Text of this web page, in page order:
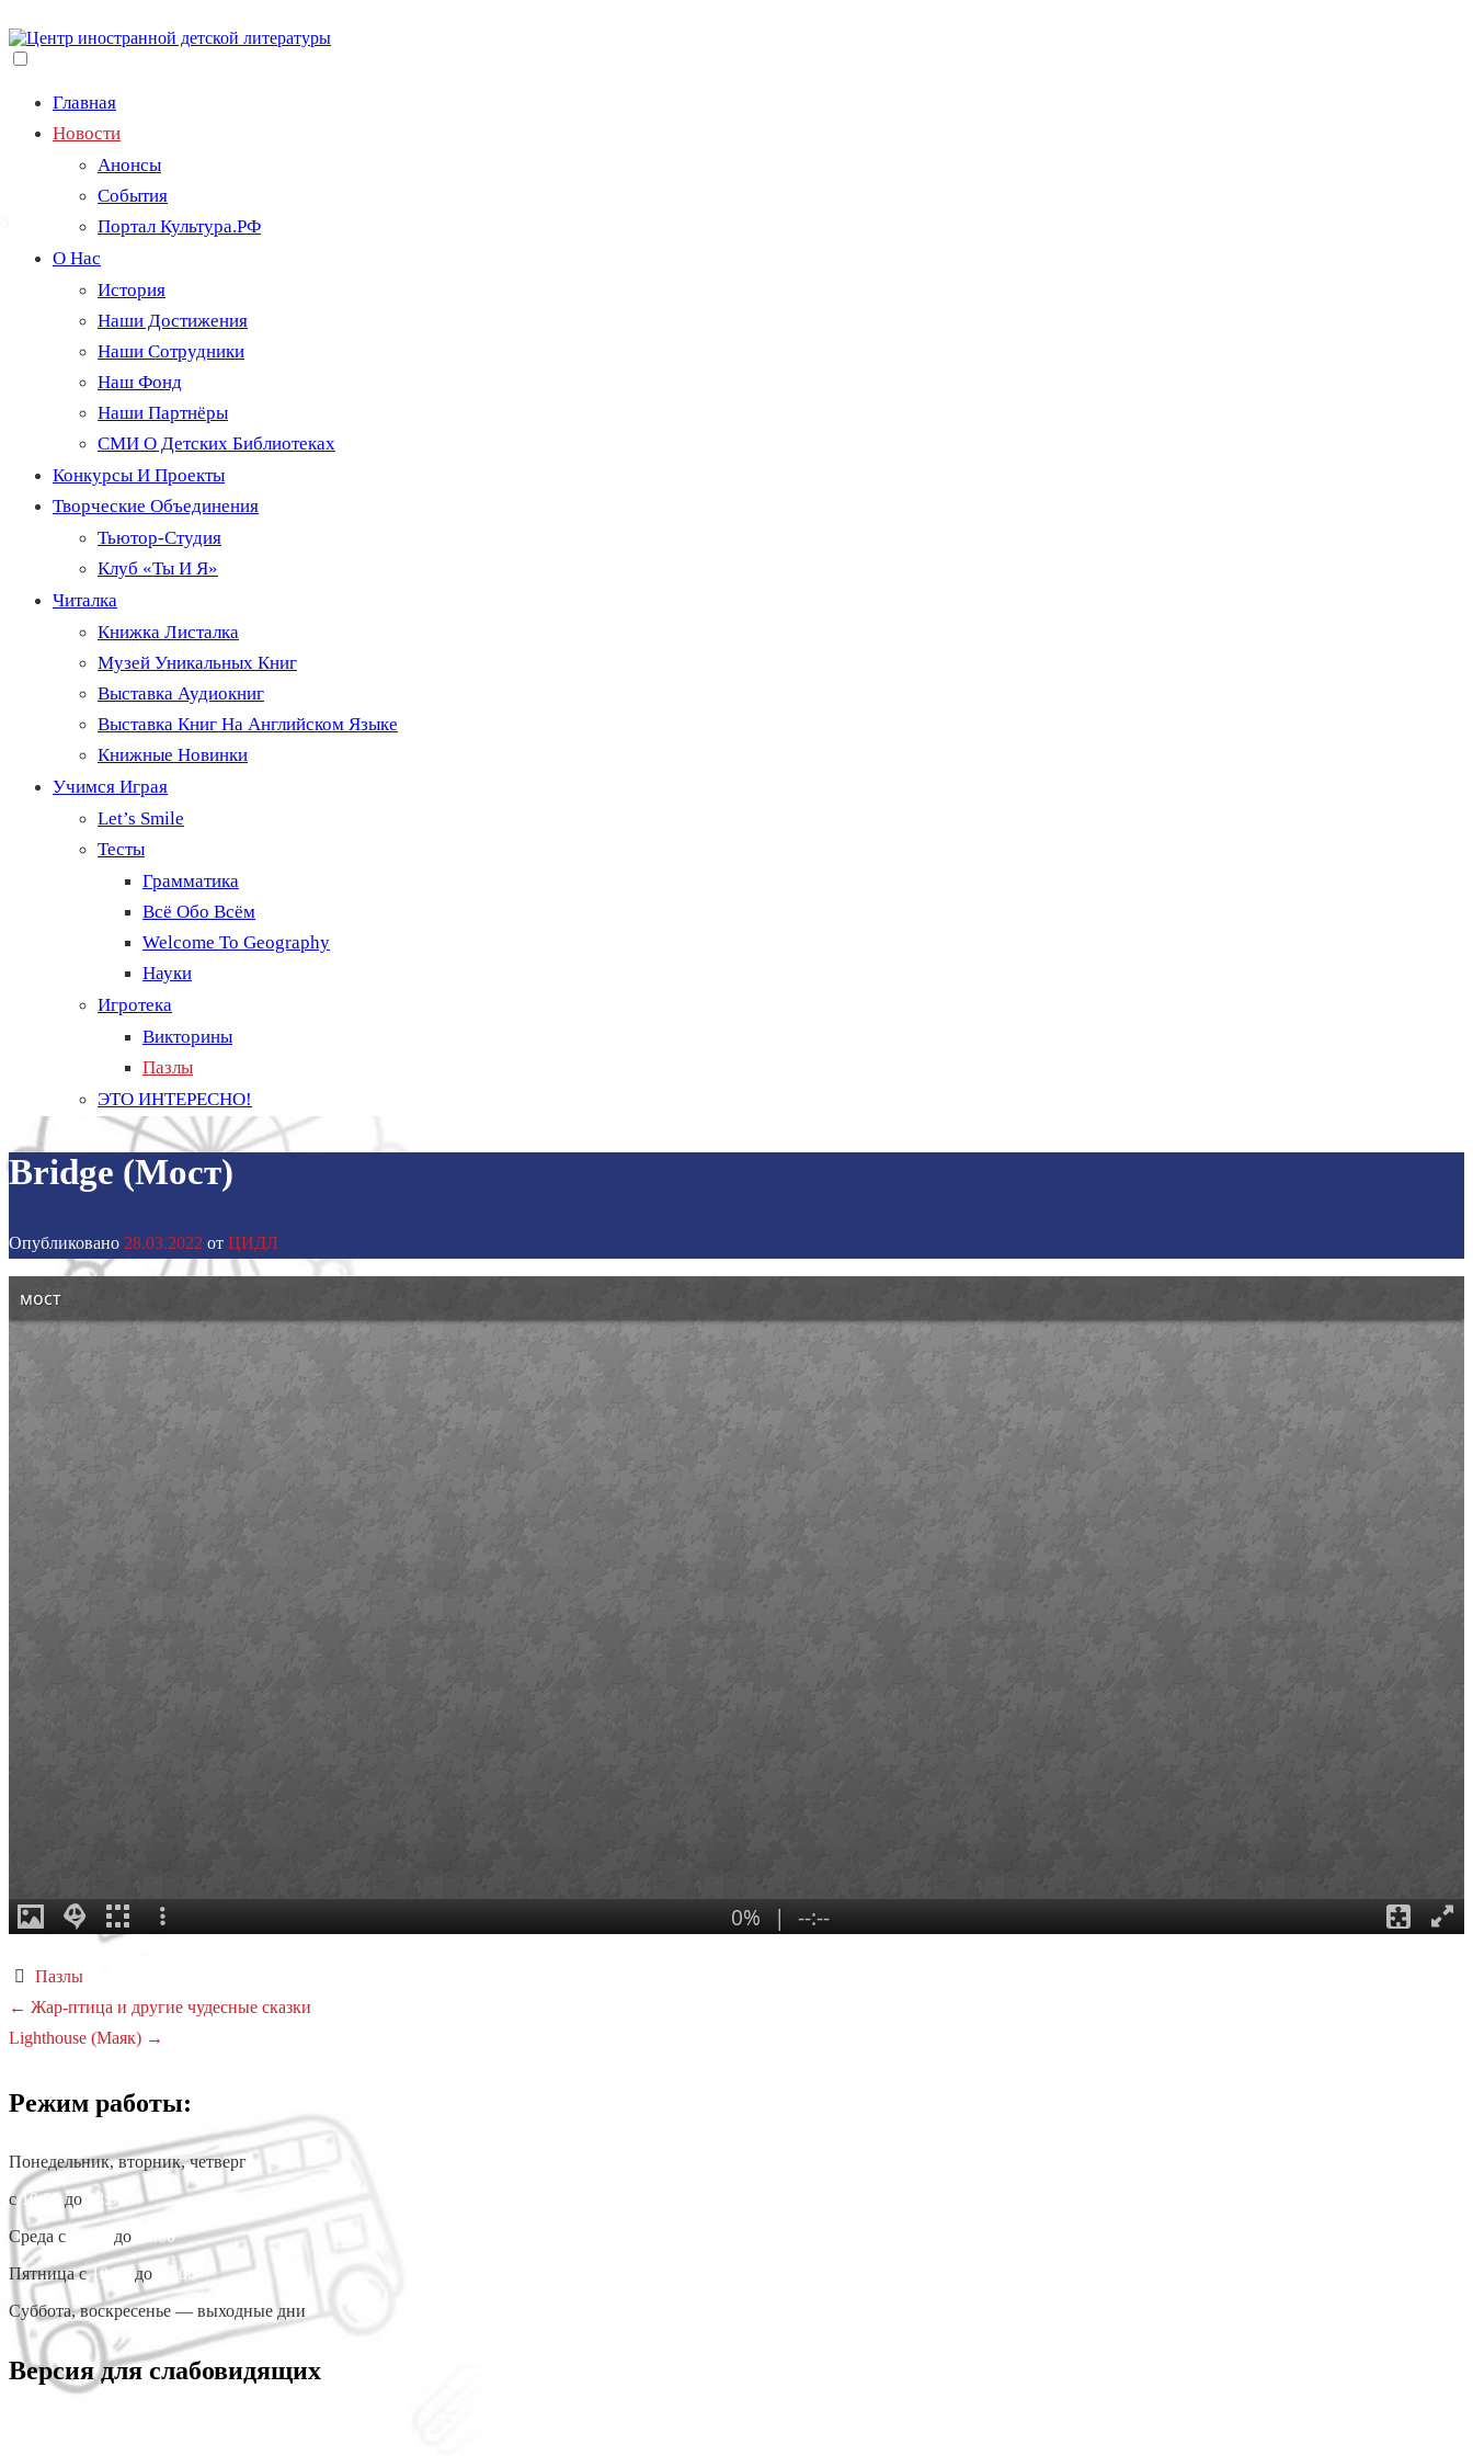
к
содержимому
видимости
Главная
Новости
Анонсы
События
Портал Культура.РФ
О Нас
История
Наши Достижения
Наши Сотрудники
Наш Фонд
Наши Партнёры
СМИ О Детских Библиотеках
Конкурсы И Проекты
Творческие Объединения
Тьютор-Студия
Клуб «Ты И Я»
Читалка
Книжка Листалка
Музей Уникальных Книг
Выставка Аудиокниг
Выставка Книг На Английском Языке
Книжные Новинки
Учимся Играя
Let’s Smile
Тесты
Грамматика
Всё Обо Всём
Welcome To Geography
Науки
Игротека
Викторины
Пазлы
ЭТО ИНТЕРЕСНО!
Bridge (Мост)
Опубликовано 28.03.2022 от ЦИДЛ
Пазлы
Навигация
по
записям
← Жар-птица и другие чудесные сказки
Lighthouse (Маяк) →
Режим работы:
Понедельник, вторник, четверг
с10:00до 18:00
Среда с
до
19:00
Пятница с10:00 до
17:00
Суббота, воскресенье — выходные дни
Версия для слабовидящих